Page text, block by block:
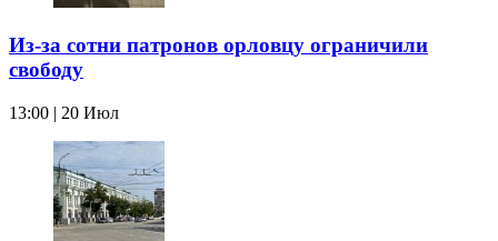
Из-за сотни патронов орловцу ограничили
свободу
13:00 | 20 Июл